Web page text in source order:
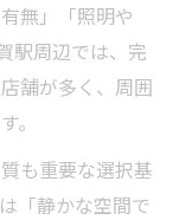
無」「照明や
駅周辺では、完
舗が多く、周囲
。
も重要な選択基
「静かな空間で